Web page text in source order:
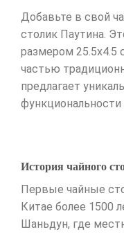
Добавьте в свой
столик Паутина.
размером 25.5х4.5
частью
предлагает
функциональности
История чайного
Первые чайные
Китае более 1500
Шаньдун, где